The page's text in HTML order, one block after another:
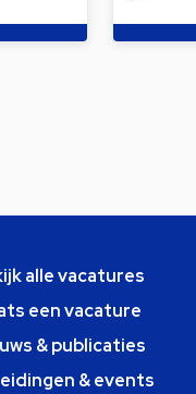
alle vacatures
een vacature
& publicaties
& events